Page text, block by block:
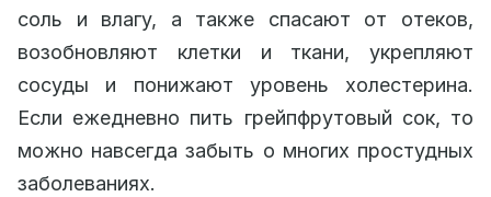
соль и влагу, а также спасают от отеков,
возобновляют клетки и ткани, укрепляют
сосуды и понижают уровень холестерина.
Если ежедневно пить грейпфрутовый сок, то
можно навсегда забыть о многих простудных
заболеваниях.